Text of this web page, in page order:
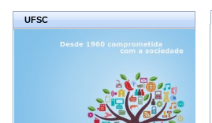
UFSC